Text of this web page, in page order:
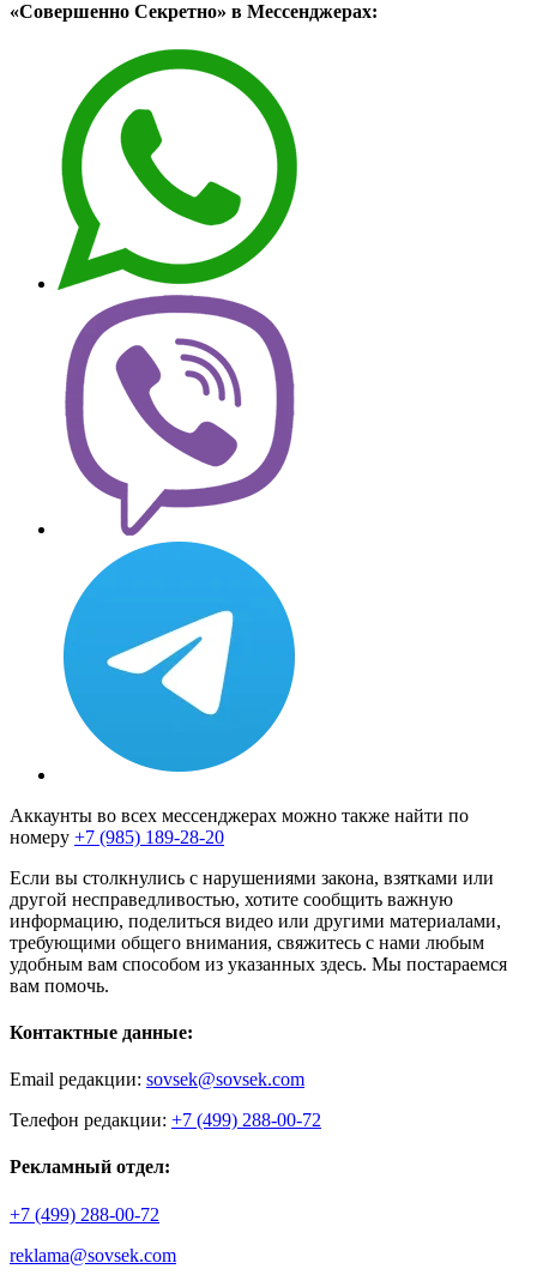
«Совершенно Секретно» в Мессенджерах:
Аккаунты во всех мессенджерах можно также найти по
номеру +7 (985) 189-28-20
Если вы столкнулись с нарушениями закона, взятками или
другой несправедливостью, хотите сообщить важную
информацию, поделиться видео или другими материалами,
требующими общего внимания, свяжитесь с нами любым
удобным вам способом из указанных здесь. Мы постараемся
вам помочь.
Контактные данные:
Email редакции: sovsek@sovsek.com
Телефон редакции: +7 (499) 288-00-72
Рекламный отдел:
+7 (499) 288-00-72
reklama@sovsek.com